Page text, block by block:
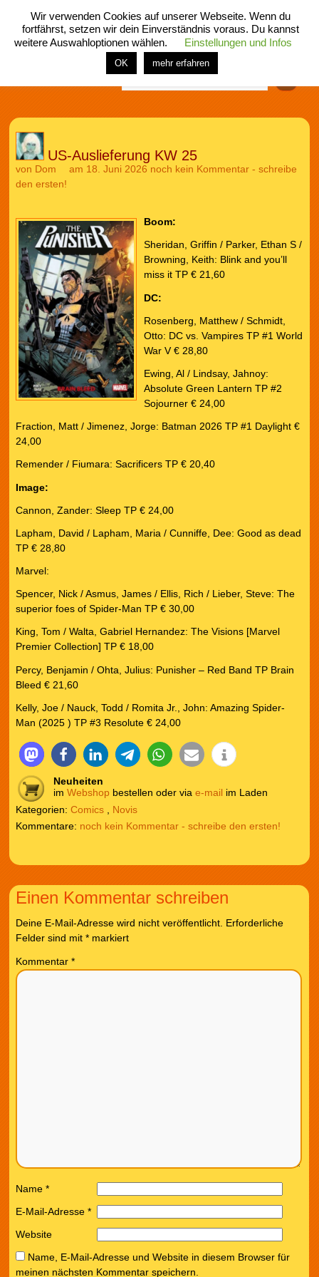
menü
home rubrik buch comic spiel fotos shop
US-Auslieferung KW 25
von Dom am 18. Juni 2026 noch kein Kommentar - schreibe
den ersten!
Boom:
Sheridan, Griffin / Parker, Ethan S /
Browning, Keith: Blink and you’ll
miss it TP € 21,60
DC:
Rosenberg, Matthew / Schmidt,
Otto: DC vs. Vampires TP #1 World
War V € 28,80
Ewing, Al / Lindsay, Jahnoy:
Absolute Green Lantern TP #2
Sojourner € 24,00
Fraction, Matt / Jimenez, Jorge: Batman 2026 TP #1 Daylight €
24,00
Remender / Fiumara: Sacrificers TP € 20,40
Image:
Cannon, Zander: Sleep TP € 24,00
Lapham, David / Lapham, Maria / Cunniffe, Dee: Good as dead
TP € 28,80
Marvel:
Spencer, Nick / Asmus, James / Ellis, Rich / Lieber, Steve: The
superior foes of Spider-Man TP € 30,00
King, Tom / Walta, Gabriel Hernandez: The Visions [Marvel
Premier Collection] TP € 18,00
Percy, Benjamin / Ohta, Julius: Punisher – Red Band TP Brain
Bleed € 21,60
Kelly, Joe / Nauck, Todd / Romita Jr., John: Amazing Spider-
Man (2025 ) TP #3 Resolute € 24,00
Neuheiten
im Webshop bestellen oder via e-mail im Laden
Kategorien: Comics, Novis
noch kein Kommentar - schreibe den ersten!
Einen Kommentar schreiben
Deine E-Mail-Adresse wird nicht veröffentlicht. Erforderliche
Felder sind mit *markiert
Kommentar *
Name *
E-Mail-Adresse *
Website
Name, E-Mail-Adresse und Website in diesem Browser für
meinen nächsten Kommentar speichern.
Wir verwenden Cookies auf unserer Webseite. Wenn du
fortfährst, setzen wir dein Einverständnis voraus. Du kannst
weitere Auswahloptionen wählen.
Einstellungen und Infos
OK mehr erfahren